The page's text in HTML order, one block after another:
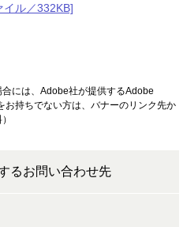
ル／332KB]
には、Adobe社が提供するAdobe
お持ちでない方は、バナーのリンク先か
るお問い合わせ先